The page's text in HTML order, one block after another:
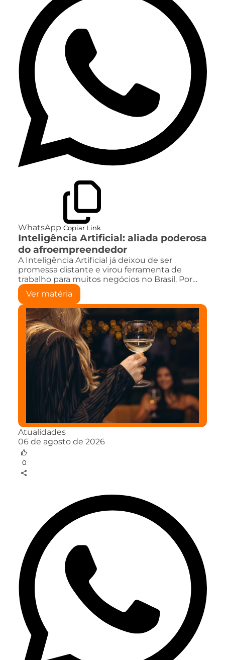
WhatsApp Copiar Link
Inteligência Artificial: aliada poderosa
do afroempreendedor
A Inteligência Artificial já deixou de ser
promessa distante e virou ferramenta de
trabalho para muitos negócios no Brasil. Por…
Ver matéria
Atualidades
06 de agosto de 2026
0